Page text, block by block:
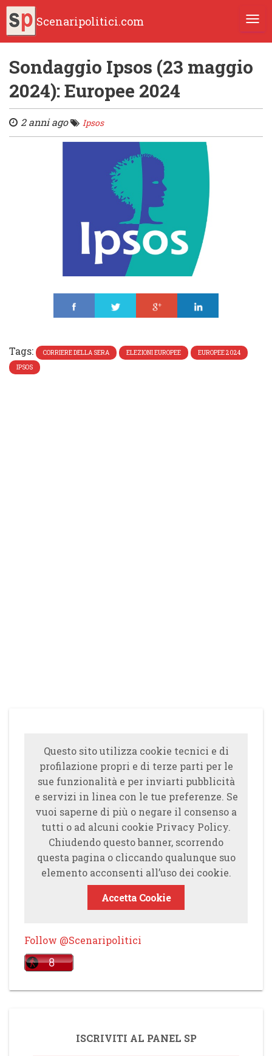
Scenaripolitici.com
Sondaggio Ipsos (23 maggio
2024): Europee 2024
2 anni ago Ipsos
Tags: CORRIERE DELLA SERA ELEZIONI EUROPEE
EUROPEE 2024
IPSOS
Questo sito utilizza cookie tecnici e di
profilazione propri e di terze parti per le
sue funzionalità e per inviarti pubblicità
e servizi in linea con le tue preferenze. Se
vuoi saperne di più o negare il consenso a
tutti o ad alcuni cookie Privacy Policy.
Chiudendo questo banner, scorrendo
questa pagina o cliccando qualunque suo
elemento acconsenti all’uso dei cookie.
Accetta Cookie
Follow @Scenaripolitici
ISCRIVITI AL PANEL SP